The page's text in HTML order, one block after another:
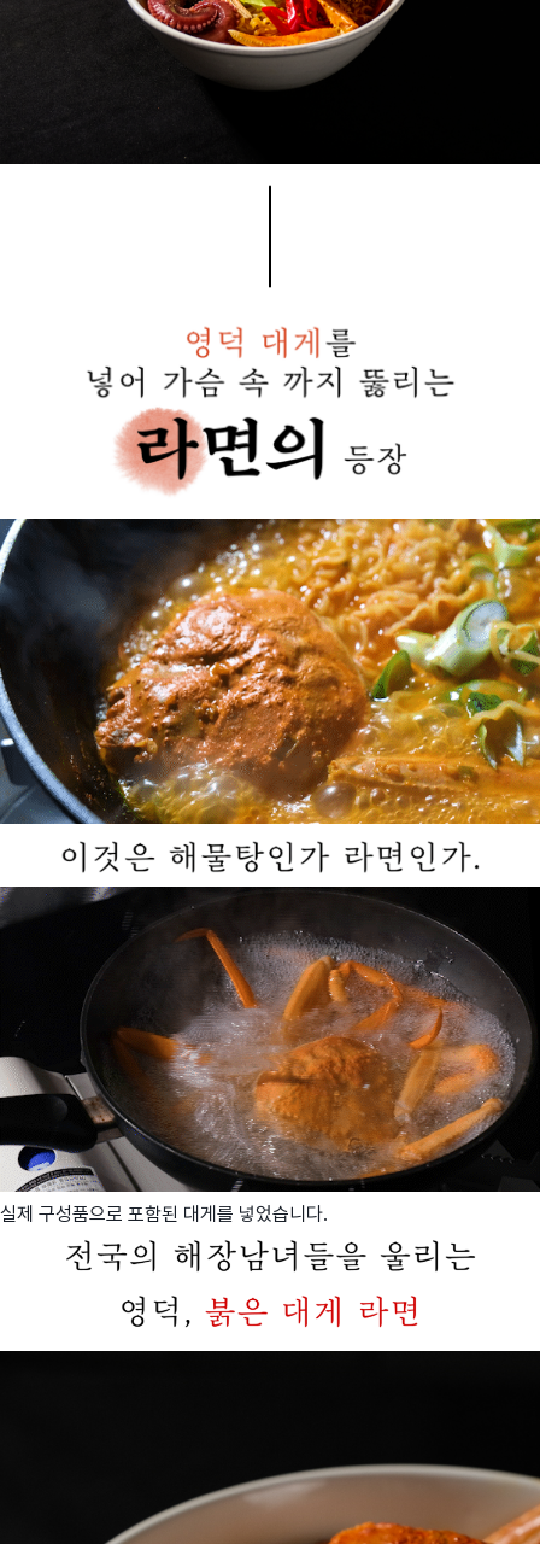
실제 구성품으로 포함된 대게를 넣었습니다.